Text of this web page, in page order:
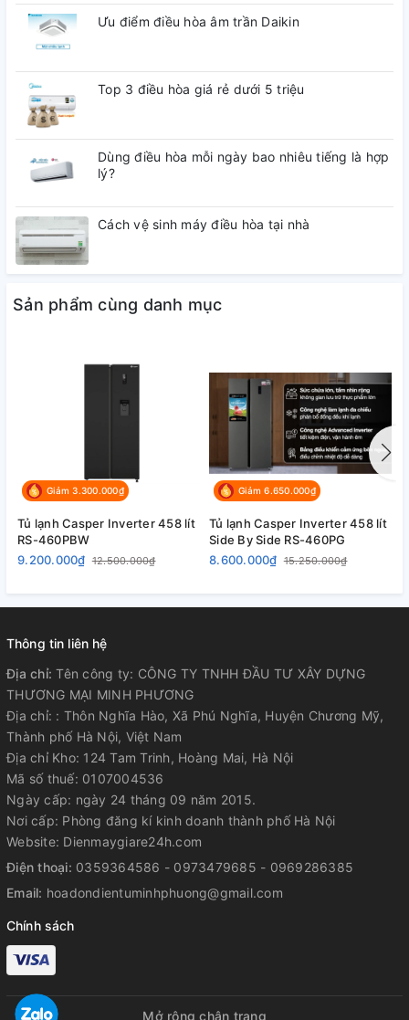
Ưu điểm điều hòa âm trần Daikin
Top 3 điều hòa giá rẻ dưới 5 triệu
Dùng điều hòa mỗi ngày bao nhiêu tiếng là hợp
lý?
Cách vệ sinh máy điều hòa tại nhà
Sản phẩm cùng danh mục
Giảm 3.300.000₫
Tủ lạnh Casper Inverter 458 lít
RS-460PBW
9.200.000₫ 12.500.000₫
Giảm 6.650.000₫
Tủ lạnh Casper Inverter 458 lít
Side By Side RS-460PG
8.600.000₫ 15.250.000₫
Thông tin liên hệ
Địa chỉ:Tên công ty: CÔNG TY TNHH ĐẦU TƯ XÂY DỰNG
THƯƠNG MẠI MINH PHƯƠNG
Địa chỉ: : Thôn Nghĩa Hào, Xã Phú Nghĩa, Huyện Chương Mỹ,
Thành phố Hà Nội, Việt Nam
Địa chỉ Kho: 124 Tam Trinh, Hoàng Mai, Hà Nội
Mã số thuế: 0107004536
Ngày cấp: ngày 24 tháng 09 năm 2015.
Nơi cấp: Phòng đăng kí kinh doanh thành phố Hà Nội
Website: Dienmaygiare24h.com
Điện thoại: 0359364586 - 0973479685 - 0969286385
Email: hoadondientuminhphuong@gmail.com
Chính sách
Mở rộng chân trang